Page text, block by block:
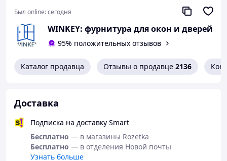
-ножницы с фиксацией
-монтажная пластина
Габаритный размер доводчика:226*60*48 мм
Был online:сегодня
WINKEY: фурнитура для окон и дверей
95% положительных отзывов
Каталог продавца Отзывы о продавце 2136
Доставка
Подписка на доставку Smart
Бесплатно — в магазины Rozetka
Бесплатно — в отделения Новой почты
Узнать больше